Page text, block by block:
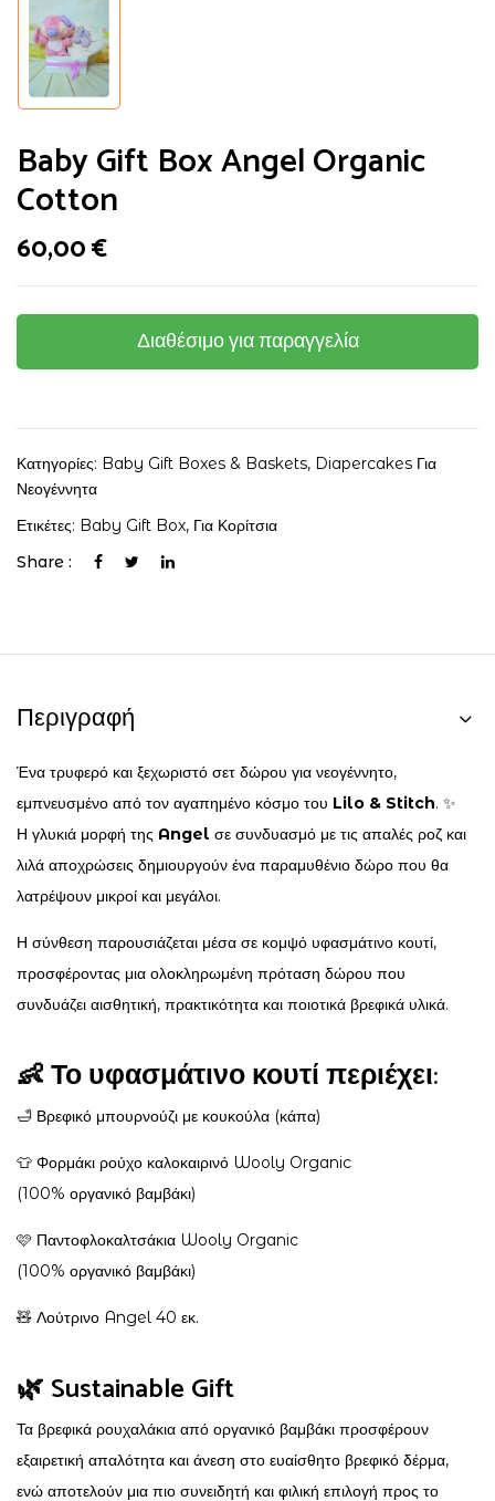
Baby Gift Box Angel Organic
Cotton
60,00€
Διαθέσιμο για παραγγελία
Κατηγορίες: Baby Gift Boxes & Baskets, Diapercakes Για
Νεογέννητα
Ετικέτες: Baby Gift Box, Για Κορίτσια
Share :
Περιγραφή
Ένα τρυφερό και ξεχωριστό σετ δώρου για νεογέννητο,
εμπνευσμένο από τον αγαπημένο κόσμο του Lilo & Stitch. ✨
Η γλυκιά μορφή της Angel σε συνδυασμό με τις απαλές ροζ και
λιλά αποχρώσεις δημιουργούν ένα παραμυθένιο δώρο που θα
λατρέψουν μικροί και μεγάλοι.
Η σύνθεση παρουσιάζεται μέσα σε κομψό υφασμάτινο κουτί,
προσφέροντας μια ολοκληρωμένη πρόταση δώρου που
συνδυάζει αισθητική, πρακτικότητα και ποιοτικά βρεφικά υλικά.
👶 Το υφασμάτινο κουτί περιέχει:
🛁 Βρεφικό μπουρνούζι με κουκούλα (κάπα)
👕 Φορμάκι ρούχο καλοκαιρινό Wooly Organic
(100% οργανικό βαμβάκι)
🩷 Παντοφλοκαλτσάκια Wooly Organic
(100% οργανικό βαμβάκι)
🧸 Λούτρινο Angel 40 εκ.
🌿 Sustainable Gift
Τα βρεφικά ρουχαλάκια από οργανικό βαμβάκι προσφέρουν
εξαιρετική απαλότητα και άνεση στο ευαίσθητο βρεφικό δέρμα,
ενώ αποτελούν μια πιο συνειδητή και φιλική επιλογή προς το